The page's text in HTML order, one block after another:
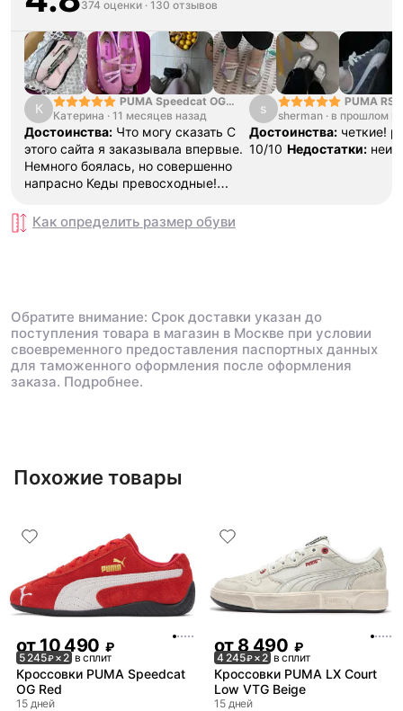
374 оценки · 130 отзывов
К
PUMA Speedcat OG
Dark Brown
Катерина · 11 месяцев назад
Достоинства: Что могу сказать С
этого сайта я заказывала впервые.
Немного боялась, но совершенно
напрасно Кеды превосходные!
тем, насколько в них комфортно и
удобно В подарок положили
🥰
s
PUMA
GTX
sherman · в прошлом
Достоинства: четкие!
10/10 Недостатки: неи
Как определить размер обуви
Обратите внимание: Срок доставки указан до
поступления товара в магазин в Москве при условии
своевременного предоставления паспортных данных
для таможенного оформления после оформления
заказа. Подробнее.
Похожие товары
от 10 490 ₽
5 245₽× 2 в сплит
Кроссовки PUMA Speedcat
OG Red
15 дней
от 8 490 ₽
4 245₽× 2 в сплит
Кроссовки PUMA LX Court
Low VTG Beige
15 дней